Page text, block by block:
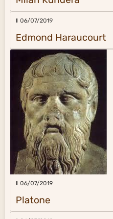
Il 06/07/2019
Edmond Haraucourt
Il 06/07/2019
Platone